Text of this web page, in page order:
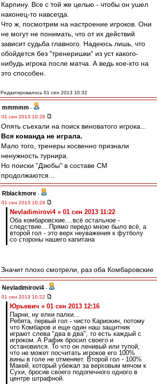
Карпину. Все с той же целью - чтобы он ушел
наконец-то навсегда.
Что ж, посмотрим на настроение игроков. Они
не могут не понимать, что от их действий
зависит судьба главного. Надеюсь лишь, что
обойдется без "тренеришки" из уст какого-
нибудь игрока после матча. А ведь кое-кто на
это способен.
Редактировалось 01 сен 2013 10:32
mmmmm -
01 сен 2013 10:28
Опять съехали на поиск виноватого игрока...
Вся команда не играла.
Мало того, тренеры косвенно признали
ненужность турнира.
Но поиски "Дзюбы" в составе СМ
продолжаются...
Rblackmore -
01 сен 2013 10:28
Nevladimirovi4 » 01 сен 2013 11:22
Оба комбаровские....всё остальное -
следствие... Прямо передо мною было всё, а
второй гол - это верх неуважения к футболу
со стороны нашего капитана
Значит плохо смотрели, раз оба Комбаровские
Nevladimirovi4 -
01 сен 2013 10:22
Юрьевич » 01 сен 2013 12:16
Парни, ну елки палки...
Ребята, первый гол - чисто Кариокин, потому
что Комбаров и еще один наш защитник
играют слева "два в два", то есть каждый с
игроком. А Рафик бросил своего и
остановился. То что он ленивый или тупой,
что не может посчитать игроков его 100%
вины в голе не отменяет. Второй гол - 100%
Макей, который убежал за верховым мячом к
Сухи, бросив своего подопечного одного в
центре штрафной.